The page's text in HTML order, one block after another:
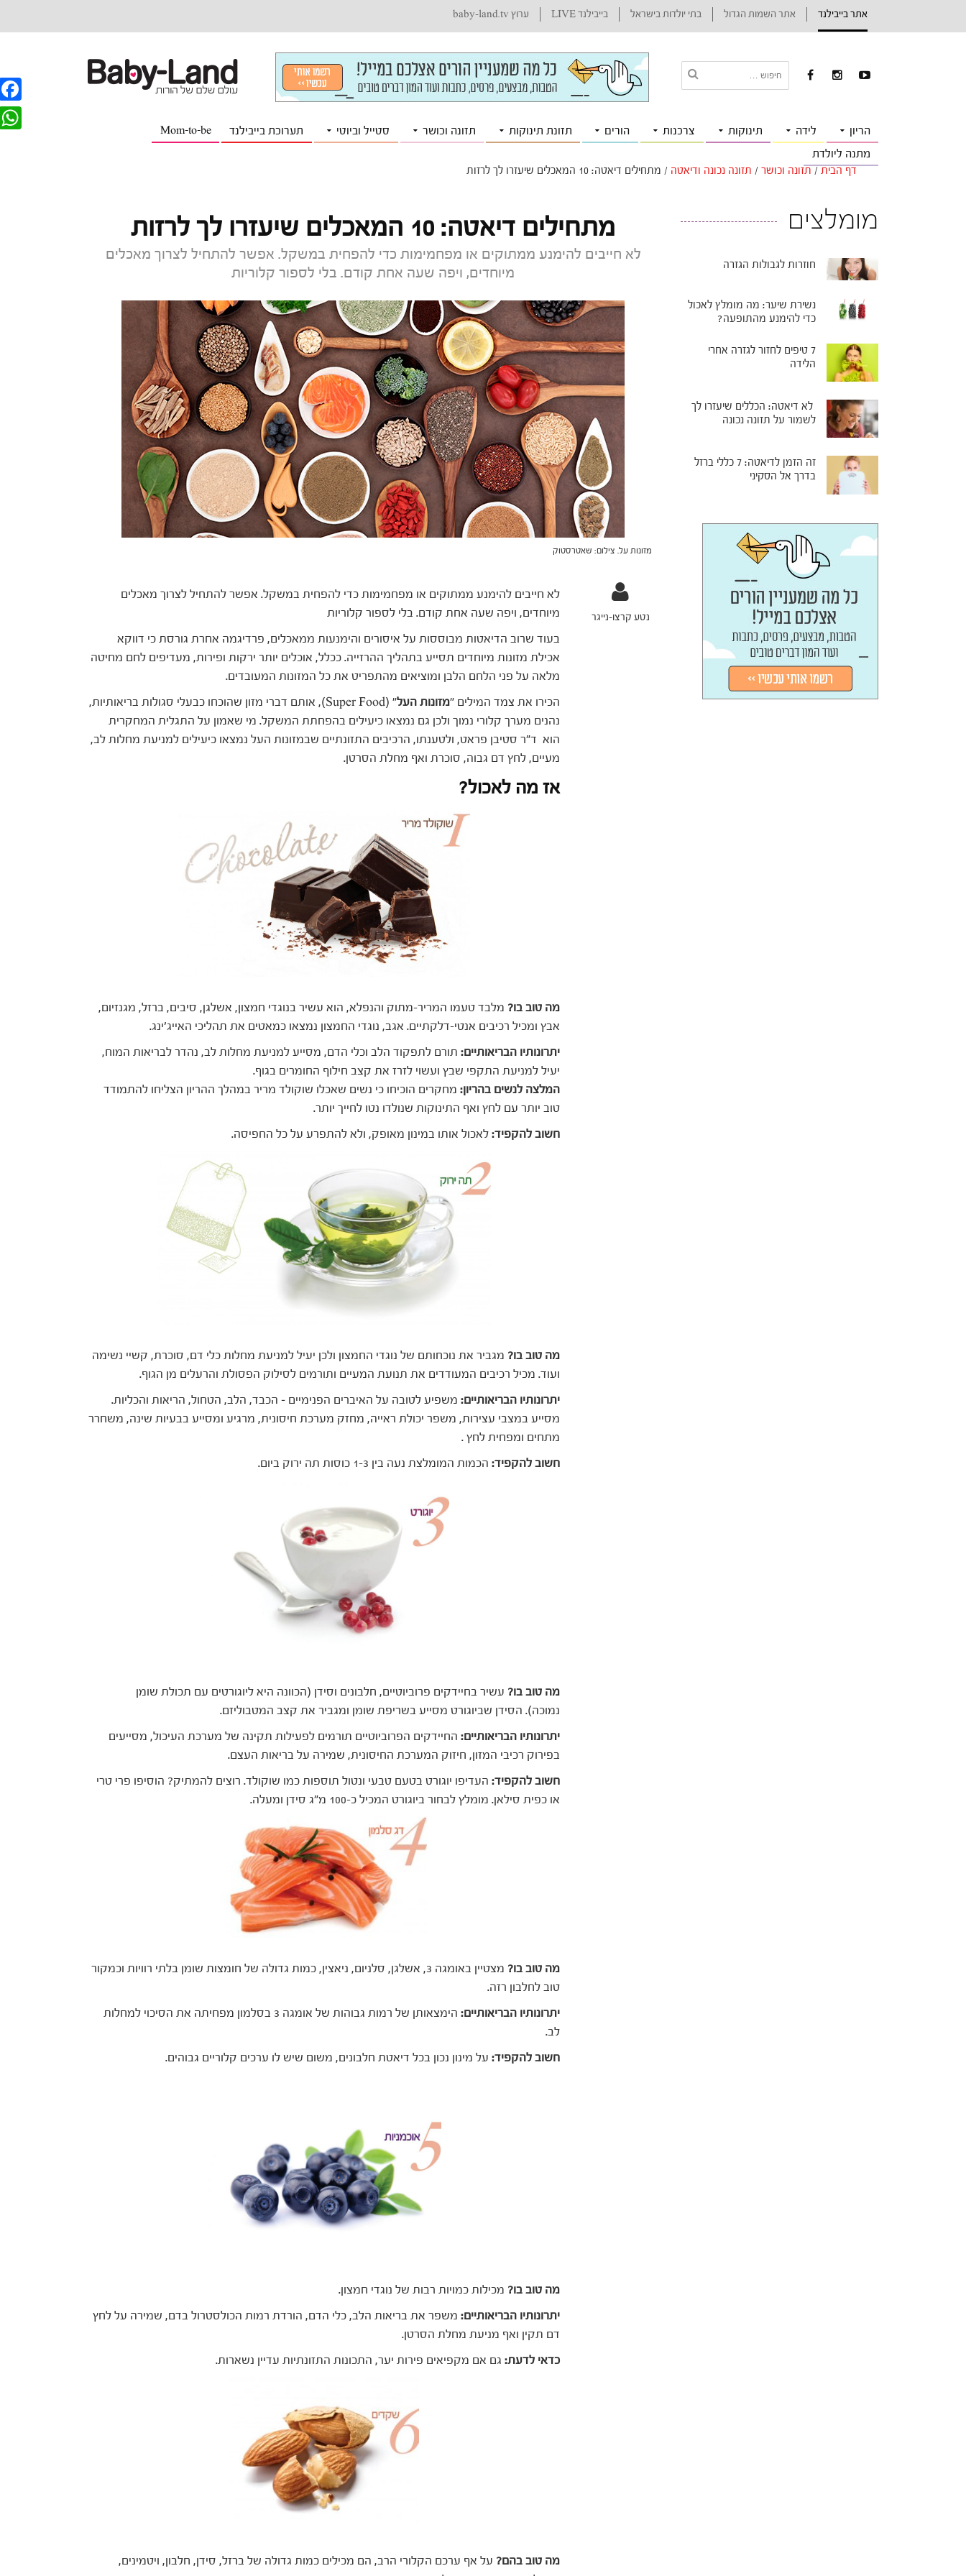
אתר בייבילנד אתר השמות הגדול בתי יולדות בישראל בייבילנד LIVE ערוץ baby-land.tv
הריון לידה תינוקות צרכנות הורים תזונת תינוקות תזונה וכושר סטייל וביוטי תערוכת בייבילנד Mom-to-be
מתנה ליולדת
דף הבית / תזונה וכושר / תזונה נכונה ודיאטה / מתחילים דיאטה: 10 המאכלים שיעזרו לך לרזות
מתחילים דיאטה: 10 המאכלים שיעזרו לך לרזות
לא חייבים להימנע ממתוקים או מפחמימות כדי להפחית במשקל. אפשר להתחיל לצרוך מאכלים
מיוחדים, ויפה שעה אחת קודם. בלי לספור קלוריות
מזונות על. צילום: שאטרסטוק
נטע קרצו-נייגר
לא חייבים להימנע ממתוקים או מפחמימות כדי להפחית במשקל. אפשר להתחיל לצרוך מאכלים
מיוחדים, ויפה שעה אחת קודם. בלי לספור קלוריות
בעוד שרוב הדיאטות מבוססות על איסורים והימנעות ממאכלים, פרדיגמה אחרת גורסת כי דווקא
אכילת מזונות מיוחדים תסייע בתהליך ההרזייה. ככלל, אוכלים יותר ירקות ופירות, מעדיפים לחם מחיטה
מלאה על פני הלחם הלבן ומוציאים מהתפריט את כל המזונות המעובדים.
הכירו את צמד המילים "מזונות העל
" (Super Food), אותם דברי מזון שהוכחו כבעלי סגולות בריאותיות,
נהנים מערך קלורי נמוך ולכן גם נמצאו כיעילים בהפחתת המשקל. מי שאמון על התגלית המחקרית
הוא ד"ר סטיבן פראט, ולטענתו, הרכיבים התזונתיים שבמזונות העל נמצאו כיעילים למניעת מחלות לב,
מעיים, לחץ דם גבוה, סוכרת ואף מחלת הסרטן.
אז מה לאכול?
מה טוב בו? מלבד טעמו המריר-מתוק והנפלא, הוא עשיר בנוגדי חמצון, אשלגן, סיבים, ברזל, מגנזיום,
אבץ ומכיל רכיבים אנטי-דלקתיים. אגב, נוגדי החמצון נמצאו כמאטים את תהליכי האייג'ינג.
יתרונותיו הבריאותיים:תורם לתפקוד הלב וכלי הדם, מסייע למניעת מחלות לב, נהדר לבריאות המוח,
יעיל למניעת התקפי שבץ ועשוי לזרז את קצב חילוף החומרים בגוף.
המלצה לנשים בהריון:מחקרים הוכיחו כי נשים שאכלו שוקולד מריר במהלך ההריון הצליחו להתמודד
טוב יותר עם לחץ ואף התינוקות שנולדו נטו לחייך יותר.
חשוב להקפיד: לאכול אותו במינון מאופק, ולא להתפרע על כל החפיסה.
מה טוב בו? מגביר את נוכחותם של נוגדי החמצון ולכן יעיל למניעת מחלות כלי דם, סוכרת, קשיי נשימה
ועוד. מכיל רכיבים המעודדים את תנועת המעיים ותורמים לסילוק הפסולת והרעלים מן הגוף.
יתרונותיו הבריאותיים: משפיע לטובה על האיברים הפנימיים – הכבד, הלב, הטחול, הריאות והכליות.
מסייע במצבי עצירות, משפר יכולת ראייה, מחזק מערכת חיסונית, מרגיע ומסייע בבעיות שינה, משחרר
מתחים ומפחית לחץ .
חשוב להקפיד:הכמות המומלצת נעה בין 1-3 כוסות תה ירוק ביום.
מה טוב בו? עשיר בחיידקים פרוביוטיים, חלבונים וסידן (הכוונה היא ליוגורטים עם תכולת שומן
נמוכה). הסידן שביוגורט מסייע בשריפת שומן ומגביר את קצב המטבוליזם.
יתרונותיו הבריאותיים: החיידקים הפרוביוטיים תורמים לפעילות תקינה של מערכת העיכול, מסייעים
בפירוק רכיבי המזון, חיזוק המערכת החיסונית, שמירה על בריאות העצם.
חשוב להקפיד:העדיפו יוגורט בטעם טבעי ונטול תוספות כמו שוקולד. רוצים להמתיק? הוסיפו פרי טרי
או כפית סילאן. מומלץ לבחור ביוגורט המכיל כ-100 מ"ג סידן ומעלה.
מה טוב בו?
מצטיין באומגה 3, אשלגן, סלניום, ניאצין, כמות גדולה של חומצות שומן בלתי רוויות וכמקור
טוב לחלבון רזה.
יתרונותיו הבריאותיים:
הימצאותן של רמות גבוהות של אומגה 3 בסלמון מפחיתה את הסיכוי למחלות
לב.
חשוב להקפיד:על מינון נכון בכל דיאטת חלבונים, משום שיש לו ערכים קלוריים גבוהים.
מה טוב בו? מכילות כמויות רבות של נוגדי חמצון.
יתרונותיו הבריאותיים:משפר את בריאות הלב, כלי הדם, הורדת רמות הכולסטרול בדם, שמירה על לחץ
דם תקין ואף מניעת מחלת הסרטן.
כדאי לדעת:גם אם מקפיאים פירות יער, התכונות התזונתיות עדיין נשארות.
מה טוב בהם? על אף ערכם הקלורי הרב, הם מכילים כמות גדולה של ברזל, סידן, חלבון, ויטמינים,
מומלצים
חוזרות לגבולות הגזרה
נשירת שיער: מה מומלץ לאכול
כדי להימנע מהתופעה?
7 טיפים לחזור לגזרה אחרי
הלידה
לא דיאטה: הכללים שיעזרו לך
לשמור על תזונה נכונה
זה הזמן לדיאטה: 7 כללי ברזל
בדרך אל הסקיני
F